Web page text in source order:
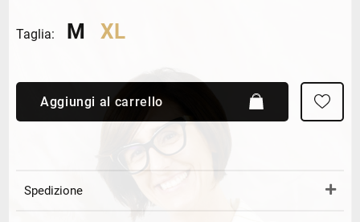
Taglia: M XL
Aggiungi al carrello
Spedizione